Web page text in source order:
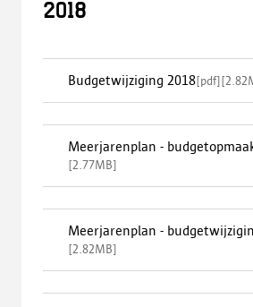
2018
Budgetwijziging 2018[pdf][
Meerjarenplan -
[2.77MB]
Meerjarenplan -
[2.82MB]